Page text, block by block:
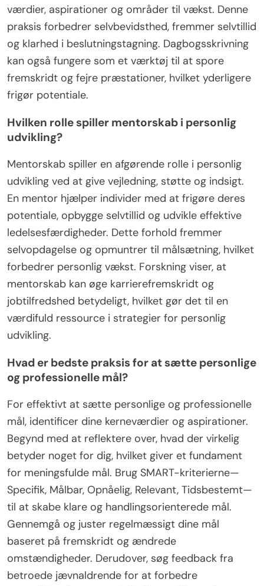
værdier, aspirationer og områder til vækst. Denne
praksis forbedrer selvbevidsthed, fremmer selvtillid
og klarhed i beslutningstagning. Dagbogsskrivning
kan også fungere som et værktøj til at spore
fremskridt og fejre præstationer, hvilket yderligere
frigør potentiale.
Hvilken rolle spiller mentorskab i personlig
udvikling?
Mentorskab spiller en afgørende rolle i personlig
udvikling ved at give vejledning, støtte og indsigt.
En mentor hjælper individer med at frigøre deres
potentiale, opbygge selvtillid og udvikle effektive
ledelsesfærdigheder. Dette forhold fremmer
selvopdagelse og opmuntrer til målsætning, hvilket
forbedrer personlig vækst. Forskning viser, at
mentorskab kan øge karrierefremskridt og
jobtilfredshed betydeligt, hvilket gør det til en
værdifuld ressource i strategier for personlig
udvikling.
Hvad er bedste praksis for at sætte personlige
og professionelle mål?
For effektivt at sætte personlige og professionelle
mål, identificer dine kerneværdier og aspirationer.
Begynd med at reflektere over, hvad der virkelig
betyder noget for dig, hvilket giver et fundament
for meningsfulde mål. Brug SMART-kriterierne—
Specifik, Målbar, Opnåelig, Relevant, Tidsbestemt—
til at skabe klare og handlingsorienterede mål.
Gennemgå og juster regelmæssigt dine mål
baseret på fremskridt og ændrede
omstændigheder. Derudover, søg feedback fra
betroede jævnaldrende for at forbedre